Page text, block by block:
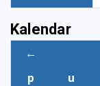
Kalendar
←
p
u